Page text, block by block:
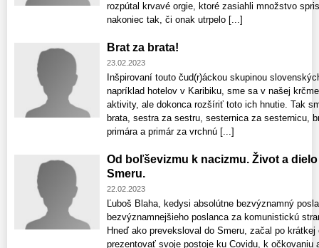
rozpútal krvavé orgie, ktoré zasiahli množstvo
nakoniec tak, či onak utrpelo [...]
Brat za brata!
23.02.2023
Inšpirovaní touto čud(r)áckou skupinou
napríklad hotelov v Karibiku, sme sa v našej
aktivity, ale dokonca rozšíriť toto ich hnutie. Tak
brata, sestra za sestru, sesternica za sesternicu,
primára a primár za vrchnú [...]
Od boľševizmu k nacizmu. Život a
Smeru.
22.02.2023
Ľuboš Blaha, kedysi absolútne bezvýznamný
bezvýznamnejšieho poslanca za komunistickú
Hneď ako preveksloval do Smeru, začal po
prezentovať svoje postoje ku Covidu, k očkovaniu